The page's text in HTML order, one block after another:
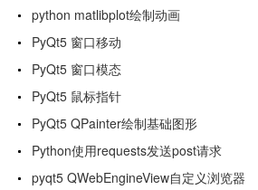
python matlibplot绘制动画
PyQt5 窗口移动
PyQt5 窗口模态
PyQt5 鼠标指针
PyQt5 QPainter绘制基础图形
Python使用requests发送post请求
pyqt5 QWebEngineView自定义浏览器